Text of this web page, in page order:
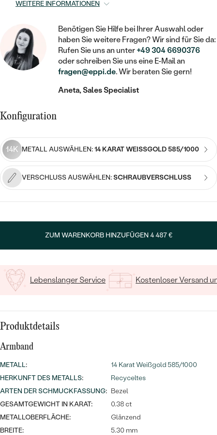
MIT FÜLLUNG
IM SET
NACH PREIS
Meistverkaufte
Eheringe
ANSCHAUEN
EINFASSEN
FARBIGE DIAMANTEN ZUM EINFASSEN
MIT LAB GROWN DIAMANT
MIT MOISSANIT
MIT FARBIGEN DIAMANTEN
MIT EDELSTEIN
NACH MATERIAL
GOLD
SILBER
BROSCHEN
SCHMUCKZUBEHÖR
NACH MATERIAL
GOLD
SILBER
PLATIN
NACH STEIN
EDELSTEINSCHMUCK
DIAMANTEN
NACH STYL
PERSONALISIERT
MINIMALISTISCH
NACH ANLASS
KINDER
PIERCINGS
NACH STEIN
NACH PREIS
PREISWERTE
LUXURIÖSE
KETTEN
HERZKETTEN
MIT TIEREN
NACH EDELSTEIN
MIT DIAMANT
MIT EDELSTEIN
PERLENKETTEN
PREISWERTE
SIEGELRINGE
PERSONALISIERT
NACH EDELSTEIN
MIT EDELSTEIN
PERLENRINGE
NACH PREIS
LUXURIÖSE
WEITERE INFORMATIONEN
Benötigen Sie Hilfe bei Ihrer Auswahl oder
haben Sie weitere Fragen? Wir sind für Sie da:
Rufen Sie uns an unter+49 304 6690376
oder schreiben Sie uns eine E-Mail an
fragen@eppi.de. Wir beraten Sie gern!
Aneta, Sales Specialist
Konfiguration
14K METALL AUSWÄHLEN:14 KARAT WEISSGOLD 585/1000
VERSCHLUSS AUSWÄHLEN:SCHRAUBVERSCHLUSS
ZUM WARENKORB HINZUFÜGEN 4 487 €
Lebenslanger Service Kostenloser Versand
Produktdetails
Armband
METALL:
14 Karat Weißgold 585/1000
HERKUNFT DES METALLS:
Recyceltes
ARTEN DER SCHMUCKFASSUNG: Bezel
GESAMTGEWICHT IN KARAT:
0.38 ct
METALLOBERFLÄCHE:
Glänzend
BREITE:
5.30 mm